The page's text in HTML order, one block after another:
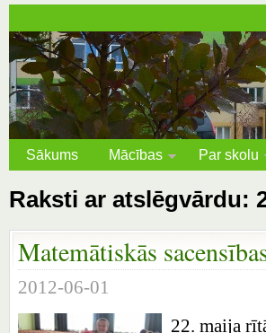
Sākums Mācības Par skolu
Raksti ar atslēgvārdu:
Matemātiskās
2012-06-01
22. maija